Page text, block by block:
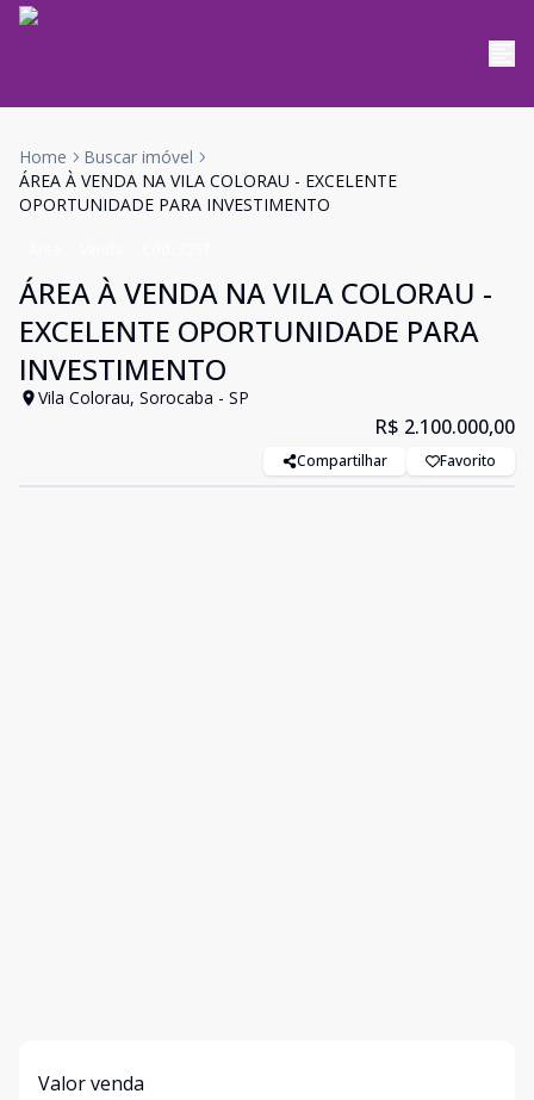
Home
Buscar imóvel
ÁREA À VENDA NA VILA COLORAU - EXCELENTE
OPORTUNIDADE PARA INVESTIMENTO
ÁREA À VENDA NA VILA COLORAU -
EXCELENTE OPORTUNIDADE PARA
INVESTIMENTO
Vila Colorau, Sorocaba - SP
R$ 2.100.000,00
Compartilhar Favorito
Valor venda